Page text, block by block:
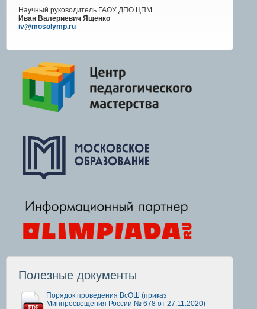
Научный руководитель ГАОУ ДПО ЦПМ
Иван Валериевич Ященко
iv@mosolymp.ru
Полезные документы
Порядок проведения ВсОШ (приказ
Минпросвещения России № 678 от 27.11.2020)